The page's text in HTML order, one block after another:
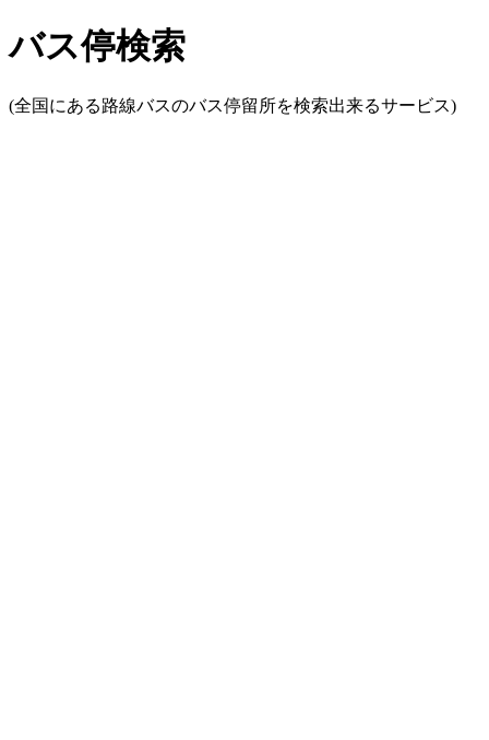
バス停検索
(全国にある路線バスのバス停留所を検索出来るサービス)